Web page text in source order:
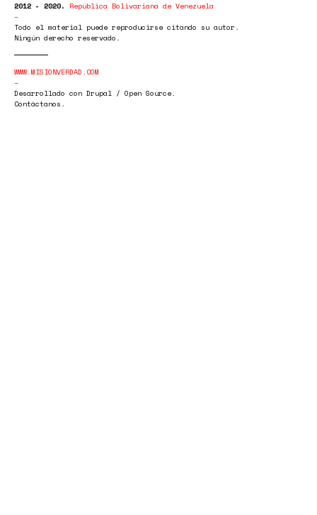
2012 - 2020. República Bolivariana de Venezuela
Todo el material puede reproducirse citando su autor.
Ningún derecho reservado.
WWW.MISIONVERDAD.COM
Desarrollado con Drupal / Open Source.
Contáctanos.